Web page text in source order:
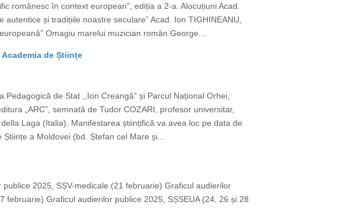
românesc în context european", ediția a 2-a. Alocuțiuni Acad.
și tradițiile noastre seculare” Acad. Ion TIGHINEANU,
Omagiu marelui muzician român George...
de Științe
de Stat ,,Ion Creangă” și Parcul Național Orhei,
„ARC”, semnată de Tudor COZARI, profesor universitar,
Laga (Italia). Manifestarea științifică va avea loc pe data de
a Moldovei (bd. Ștefan cel Mare și...
2025, SȘV-medicale (21 februarie) Graficul audierilor
Graficul audierilor publice 2025, SȘSEUA (24, 26 și 28